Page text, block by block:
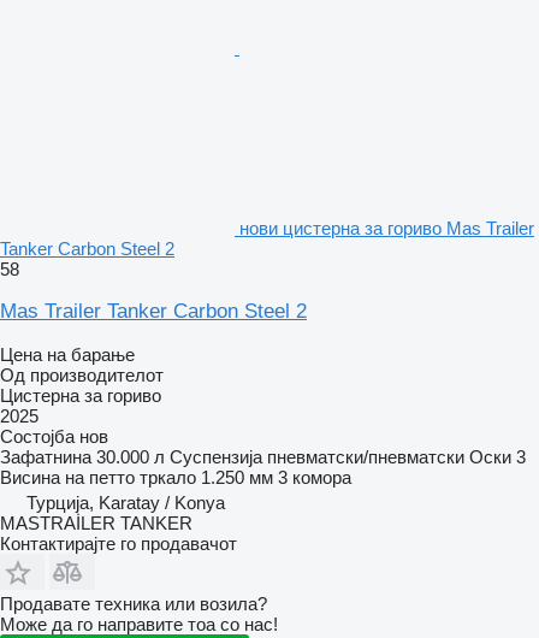
нови цистерна за гориво Mas Trailer
Tanker Carbon Steel 2
58
Mas Trailer Tanker Carbon Steel 2
Цена на барање
Од производителот
Цистерна за гориво
2025
Состојба нов
Зафатнина 30.000 л Суспензија пневматски/пневматски Оски 3
Висина на петто тркало 1.250 мм 3 комора
Турција, Karatay / Konya
MASTRAİLER TANKER
Контактирајте го продавачот
Продавате техника или возила?
Може да го направите тоа со нас!